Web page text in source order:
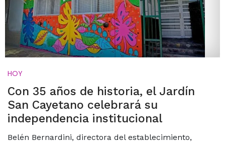
HOY
Con 35 años de historia, el Jardín
San Cayetano celebrará su
independencia institucional
Belén Bernardini, directora del establecimiento,